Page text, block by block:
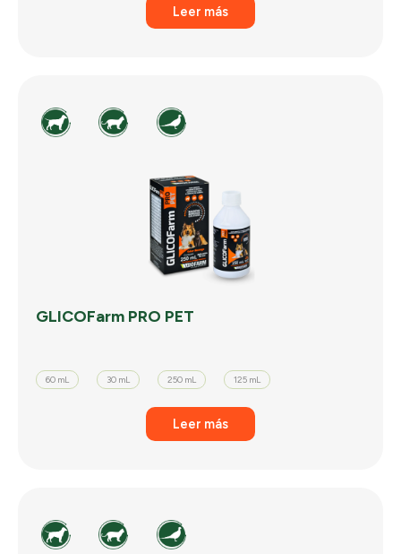
Leer más
GLICOFarm PRO PET
60 mL 30 mL 250 mL 125 mL
Leer más